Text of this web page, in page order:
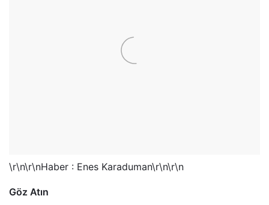
\r\n\r\nHaber : Enes Karaduman\r\n\r\n
Göz Atın